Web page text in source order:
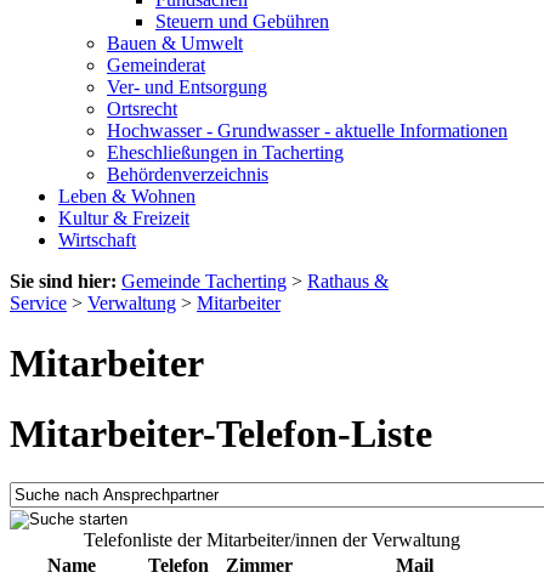
Steuern und Gebühren
Bauen & Umwelt
Gemeinderat
Ver- und Entsorgung
Ortsrecht
Hochwasser - Grundwasser - aktuelle Informationen
Eheschließungen in Tacherting
Behördenverzeichnis
Leben & Wohnen
Kultur & Freizeit
Wirtschaft
Sie sind hier: Gemeinde Tacherting > Rathaus &
Service > Verwaltung > Mitarbeiter
Mitarbeiter
Mitarbeiter-Telefon-Liste
Telefonliste der Mitarbeiter/innen der Verwaltung
Name
Telefon Zimmer
Mail